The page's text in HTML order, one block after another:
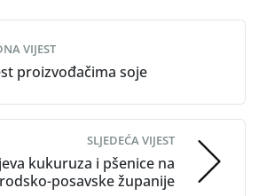
VIJEST
proizvođačima soje
SLJEDEĆA VIJEST
kukuruza i pšenice na
posavske županije